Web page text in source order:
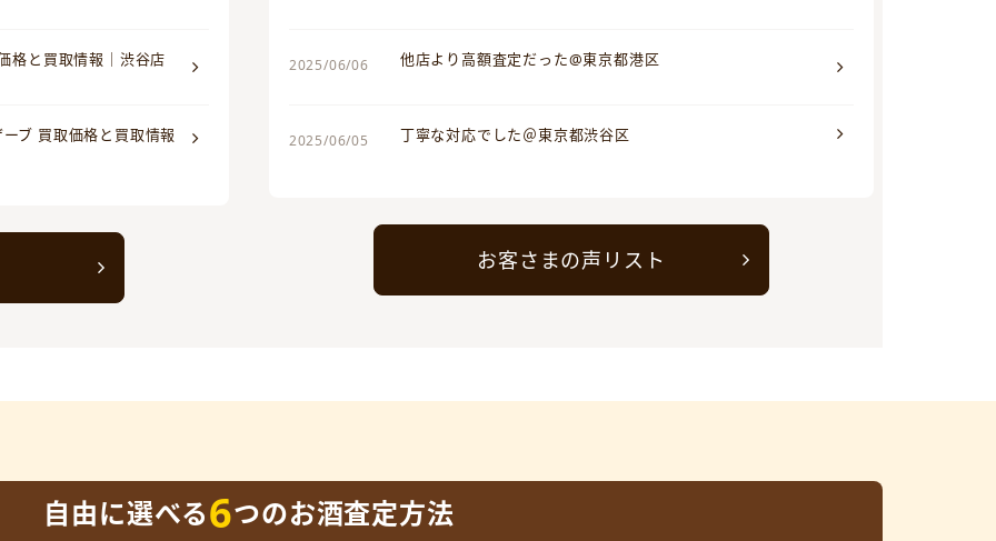
格と買取情報｜渋谷店
ブ 買取価格と買取情報
2025/06/06 他店より高額査定だった@東京都港区
2025/06/05 丁寧な対応でした＠東京都渋谷区
お客さまの声リスト
自由に選べる6つのお酒査定方法